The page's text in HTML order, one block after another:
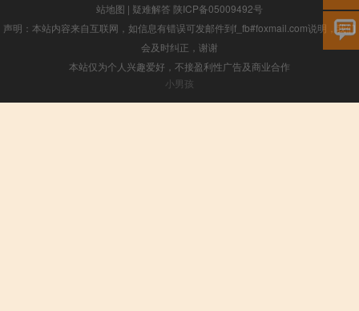
站地图 | 疑难解答 陕ICP备05009492号
声明：本站内容来自互联网，如信息有错误可发邮件到f_fb#foxmail.com说明，我们
会及时纠正，谢谢
本站仅为个人兴趣爱好，不接盈利性广告及商业合作
小男孩